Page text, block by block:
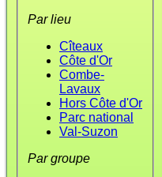
Par lieu
Cîteaux
Côte d'Or
Combe-
Lavaux
Hors Côte d'Or
Parc national
Val-Suzon
Par groupe